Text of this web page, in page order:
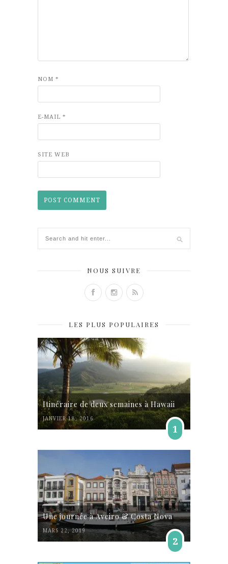
NOM *
E-MAIL *
SITE WEB
NOUS SUIVRE
LES PLUS POPULAIRES
Itinéraire de deux semaines à Hawaii
JANVIER 18, 2016
1
Une journée à Aveiro & Costa Nova
MARS 22, 2019
2